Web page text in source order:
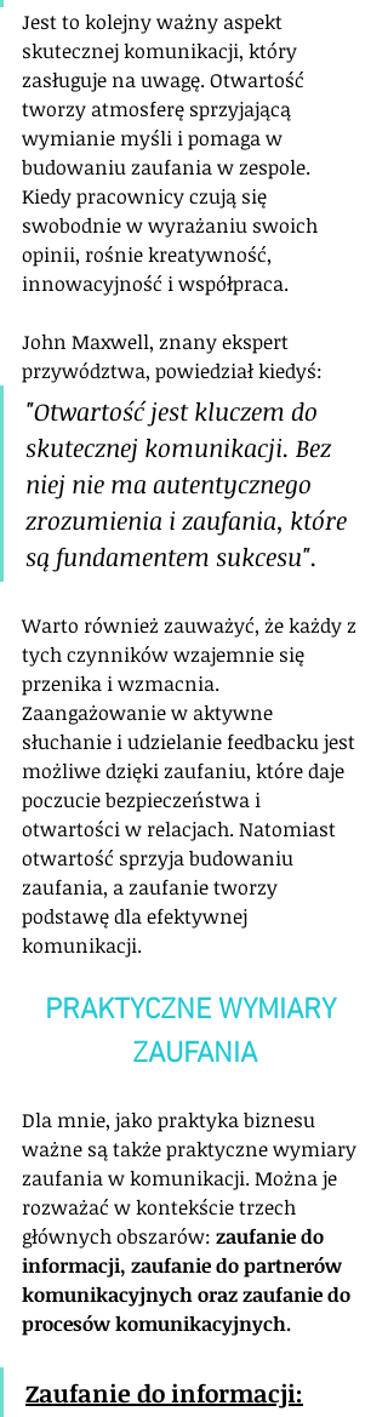
Jest to kolejny ważny aspekt
skutecznej komunikacji, który
zasługuje na uwagę. Otwartość
tworzy atmosferę sprzyjającą
wymianie myśli i pomaga w
budowaniu zaufania w zespole.
Kiedy pracownicy czują się
swobodnie w wyrażaniu swoich
opinii, rośnie kreatywność,
innowacyjność i współpraca.
John Maxwell, znany ekspert
przywództwa, powiedział kiedyś:
"Otwartość jest kluczem do
skutecznej komunikacji. Bez
niej nie ma autentycznego
zrozumienia i zaufania, które
są fundamentem sukcesu".
Warto również zauważyć, że każdy z
tych czynników wzajemnie się
przenika i wzmacnia.
Zaangażowanie w aktywne
słuchanie i udzielanie feedbacku jest
możliwe dzięki zaufaniu, które daje
poczucie bezpieczeństwa i
otwartości w relacjach. Natomiast
otwartość sprzyja budowaniu
zaufania, a zaufanie tworzy
podstawę dla efektywnej
komunikacji.
PRAKTYCZNE WYMIARY
ZAUFANIA
Dla mnie, jako praktyka biznesu
ważne są także praktyczne wymiary
zaufania w komunikacji. Można je
rozważać w kontekście trzech
głównych obszarów: zaufanie do
informacji, zaufanie do partnerów
komunikacyjnych oraz zaufanie do
procesów komunikacyjnych.
Zaufanie do informacji: